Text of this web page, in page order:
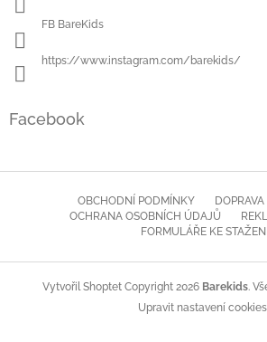
FB BareKids
https://www.instagram.com/barekids/
Facebook
OBCHODNÍ PODMÍNKY
OCHRANA OSOBNÍCH ÚDAJŮ
FORMULÁŘE KE STAŽENÍ
Vytvořil Shoptet Copyright 2026 Barekids.
Upravit nastavení cookies